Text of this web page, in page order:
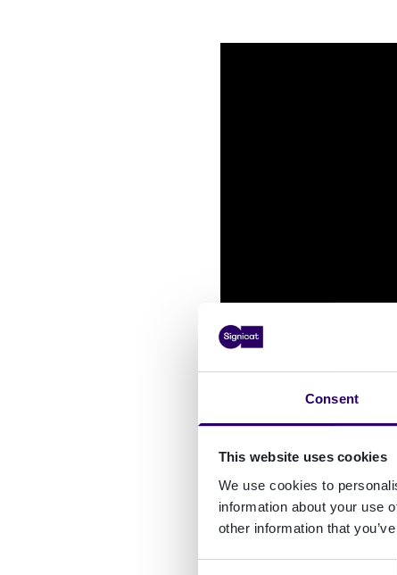
Consent
This website uses cookies
We use cookies to
information about your use
other information that